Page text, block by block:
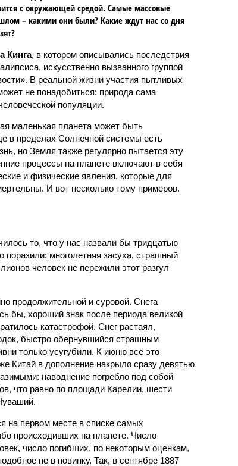
с окружающей средой. Самые массовые
– какими они были? Какие ждут нас со дня
Кинга, в котором описывались последствия
искусственно вызванного группой
В реальной жизни участия пытливых
не понадобиться: природа сама
популяции.
маленькая планета может быть
в пределах Солнечной системы есть
но Земля также регулярно пытается эту
процессы на планете включают в себя
и физические явления, которые для
И вот несколько тому примеров.
то, что у нас назвали бы тридцатью
поразили: многолетняя засуха, страшный
человек не пережили этот разгул
продолжительной и суровой. Снега
бы, хороший знак после периода великой
катастрофой. Снег растаял,
быстро обернувшийся страшным
только усугубили. К июню всё это
Китай в дополнение накрыло сразу девятью
наводнение погребло под собой
что равно по площади Карелии, шести
на первом месте в списке самых
происходивших на планете. Число
число погибших, по некоторым оценкам,
не в новинку. Так, в сентябре 1887